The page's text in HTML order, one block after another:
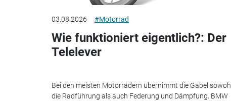
03.08.2026 #Motorrad
Wie funktioniert eigentlich?: Der
Telelever
Bei den meisten Motorrädern übernimmt die Gabel sowohl
die Radführung als auch Federung und Dämpfung. BMW